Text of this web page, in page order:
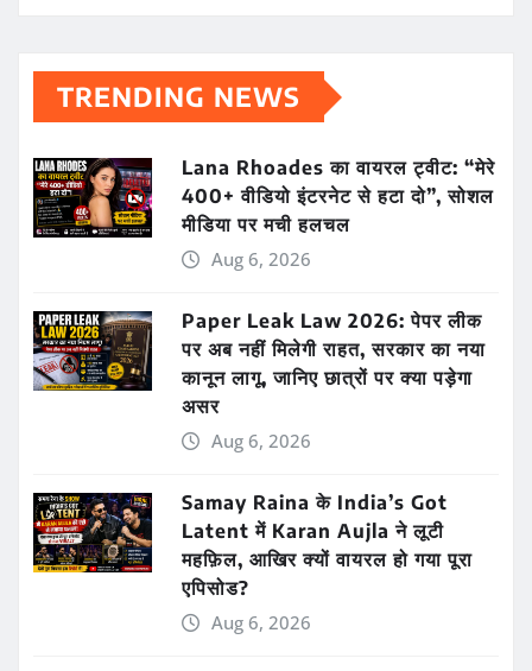
TRENDING NEWS
Lana Rhoades का वायरल ट्वीट: “मेरे
400+ वीडियो इंटरनेट से हटा दो”, सोशल
मीडिया पर मची हलचल
Aug 6, 2026
Paper Leak Law 2026: पेपर लीक
पर अब नहीं मिलेगी राहत, सरकार का नया
कानून लागू, जानिए छात्रों पर क्या पड़ेगा
असर
Aug 6, 2026
Samay Raina के India’s Got
Latent में Karan Aujla ने लूटी
महफ़िल, आखिर क्यों वायरल हो गया पूरा
एपिसोड?
Aug 6, 2026